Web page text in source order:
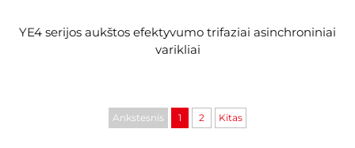
YE4 serijos aukštos efektyvumo trifaziai asinchroniniai
varikliai
Ankstesnis 1 2 Kitas